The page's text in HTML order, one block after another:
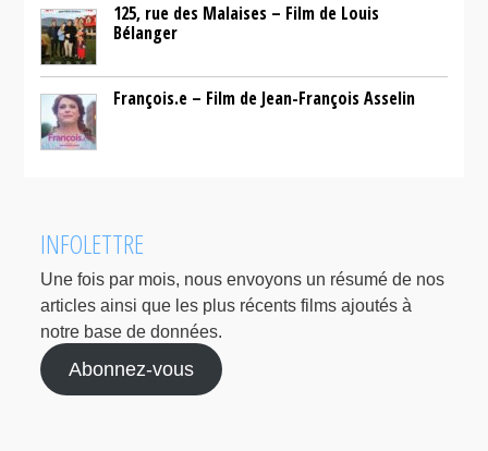
125, rue des Malaises – Film de Louis
Bélanger
François.e – Film de Jean-François Asselin
INFOLETTRE
Une fois par mois, nous envoyons un résumé de nos
articles ainsi que les plus récents films ajoutés à
notre base de données.
Abonnez-vous